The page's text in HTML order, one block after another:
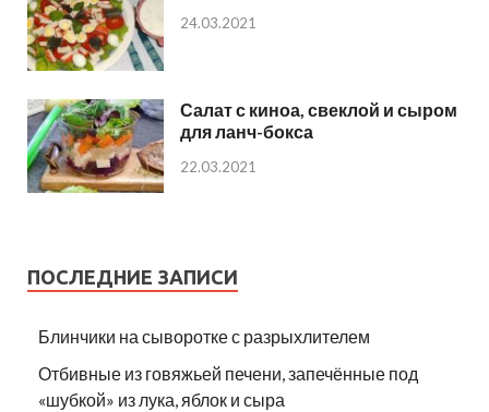
24.03.2021
Салат с киноа, свеклой и сыром
для ланч-бокса
22.03.2021
ПОСЛЕДНИЕ ЗАПИСИ
Блинчики на сыворотке с разрыхлителем
Отбивные из говяжьей печени, запечённые под
«шубкой» из лука, яблок и сыра